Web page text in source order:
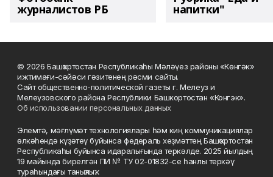
журналистов РБ напитки"
© 2026 Башҡортостан Республикаһы Мәләүез районы «Көнгәк»
ижтимағи-сәйәси гәзитенең рәсми сайты.
Сайт общественно-политической газеты г. Мелеуз и
Мелеузовского района Республики Башкортостан «Конгэк».
Об использовании персональных данных
Элемтә, мәғлүмәт технологиялары һәм киң коммуникациялар
өлкәһендә күҙәтеү буйынса федераль хеҙмәттең Башҡортостан
Республикаһы буйынса идаралығында теркәлде. 2025 йылдың
19 майында бирелгән ПИ № ТУ 02-01832-се һанлы теркәү
тураһындағы таныҡлыҡ.